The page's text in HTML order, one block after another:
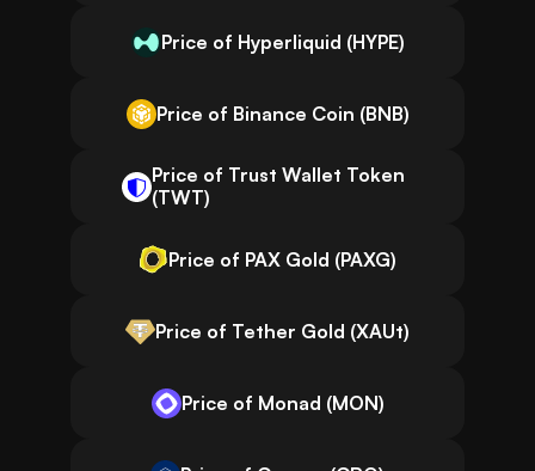
Price of Hyperliquid (HYPE)
Price of Binance Coin (BNB)
Price of Trust Wallet Token
(TWT)
Price of PAX Gold (PAXG)
Price of Tether Gold (XAUt)
Price of Monad (MON)